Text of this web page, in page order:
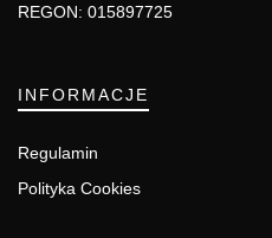
REGON: 015897725
INFORMACJE
Regulamin
Polityka Cookies